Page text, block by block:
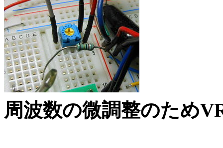
周波数の微調整のため